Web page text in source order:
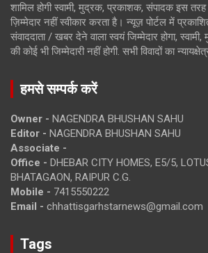
शामिल होगी स्वामी, मुद्रक, प्रकाशक, संपादक इस
ज़िम्मेदार नहीं स्वीकार करता है। न्यूज़ पोर्टल में
संवाददाता / खबर देने वाला स्वयं जिम्मेदार होगा,
की कोई भी जिम्मेदारी नहीं होगी. सभी विवादों का
हमसे सम्पर्क करें
Owner - NAGENDRA BHUSHAN SAHU
Editor - NAGENDRA BHUSHAN SAHU
Associate -
Office - DHEBAR CITY HOMES, E5/5,
BHATAGAON, RAIPUR C.G.
Mobile - 7415550222
Email - chhattisgarhstarnews@gmail.com
Tags